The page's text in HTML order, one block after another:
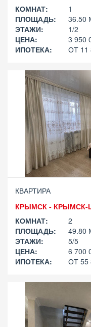
КОМНАТ:
1
ПЛОЩАДЬ:
36.50
ЭТАЖИ:
1/2
ЦЕНА:
3 950
ИПОТЕКА:
ОТ 11
КВАРТИРА
КРЫМСК - КРЫМСК-
КОМНАТ:
2
ПЛОЩАДЬ:
49.80
ЭТАЖИ:
5/5
ЦЕНА:
6 700
ИПОТЕКА:
ОТ 55